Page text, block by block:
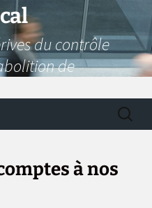
du contrôle
de
à nos